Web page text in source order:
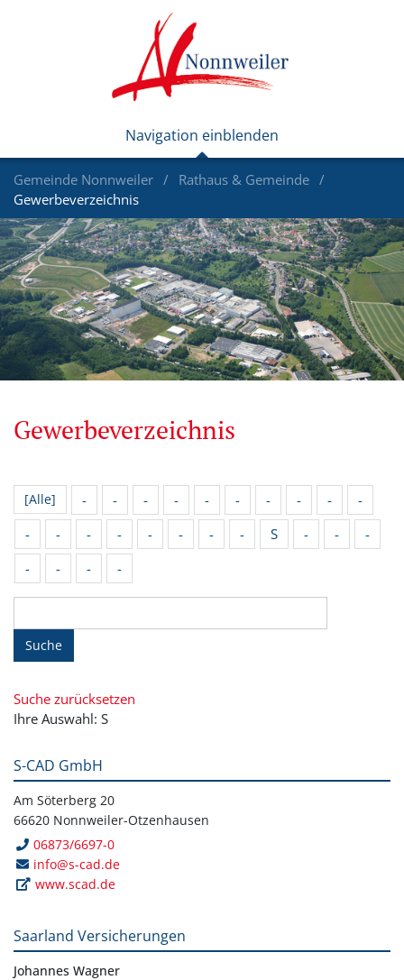
Gemeinde Nonnweiler
Rathaus & Gemeinde
Gewerbeverzeichnis
Gewerbeverzeichnis
[Alle] - - - - - - - - -
-
-
- - - - - - - S - -
-
-
- - -
Suche
Suche zurücksetzen
Ihre Auswahl: S
S-CAD GmbH
Am Söterberg 20
66620 Nonnweiler-Otzenhausen
06873/6697-0
info@s-cad.de
www.scad.de
Saarland Versicherungen
Johannes Wagner